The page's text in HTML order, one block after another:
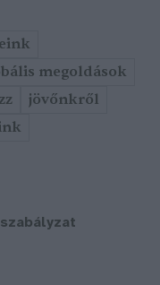
megoldások
jövőnkről